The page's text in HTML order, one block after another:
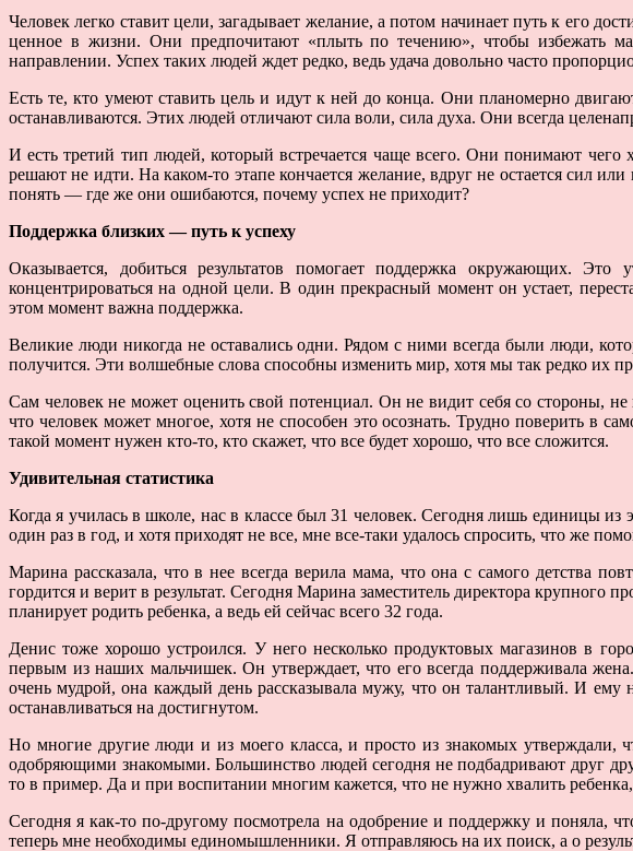
Человек легко ставит цели, загадывает желание, а потом начинает путь к его
ценное в жизни. Они предпочитают «плыть по течению», чтобы избежать
направлении. Успех таких людей ждет редко, ведь удача довольно часто
Есть те, кто умеют ставить цель и идут к ней до конца. Они планомерно
останавливаются. Этих людей отличают сила воли, сила духа. Они всегда
И есть третий тип людей, который встречается чаще всего. Они понимают чего
решают не идти. На каком-то этапе кончается желание, вдруг не остается сил
понять — где же они ошибаются, почему успех не приходит?
Поддержка близких — путь к успеху
Оказывается, добиться результатов помогает поддержка окружающих.
концентрироваться на одной цели. В один прекрасный момент он устает,
этом момент важна поддержка.
Великие люди никогда не оставались одни. Рядом с ними всегда были люди,
получится. Эти волшебные слова способны изменить мир, хотя мы так редко их
Сам человек не может оценить свой потенциал. Он не видит себя со стороны,
что человек может многое, хотя не способен это осознать. Трудно поверить в
такой момент нужен кто-то, кто скажет, что все будет хорошо, что все сложится.
Удивительная статистика
Когда я училась в школе, нас в классе был 31 человек. Сегодня лишь единицы
один раз в год, и хотя приходят не все, мне все-таки удалось спросить, что же
Марина рассказала, что в нее всегда верила мама, что она с самого детства
гордится и верит в результат. Сегодня Марина заместитель директора крупного
планирует родить ребенка, а ведь ей сейчас всего 32 года.
Денис тоже хорошо устроился. У него несколько продуктовых магазинов в
первым из наших мальчишек. Он утверждает, что его всегда поддерживала
очень мудрой, она каждый день рассказывала мужу, что он талантливый. И ему
останавливаться на достигнутом.
Но многие другие люди и из моего класса, и просто из знакомых
одобряющими знакомыми. Большинство людей сегодня не подбадривают друг
то в пример. Да и при воспитании многим кажется, что не нужно хвалить
Сегодня я как-то по-другому посмотрела на одобрение и поддержку и поняла,
теперь мне необходимы единомышленники. Я отправляюсь на их поиск, а о